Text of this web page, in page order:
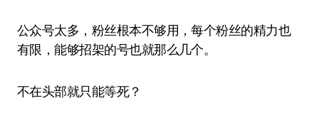
公众号太多，粉丝根本不够用，每个粉丝的精力也
有限，能够招架的号也就那么几个。
不在头部就只能等死？